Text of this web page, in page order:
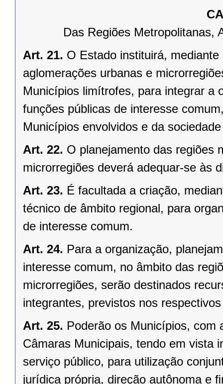
Das Regiões Metropolitanas,
Art. 21. O Estado instituirá,
aglomerações urbanas e
Municípios limítrofes, para integrar a
funções públicas de interesse
Municípios envolvidos e da
Art. 22. O planejamento das regiões
microrregiões deverá adequar-se às
Art. 23. É facultada a criação,
técnico de âmbito regional, para
de interesse comum.
Art. 24. Para a organização,
interesse comum, no âmbito das
microrregiões, serão destinados
integrantes, previstos nos
Art. 25. Poderão os Municípios, com
Câmaras Municipais, tendo em vista
serviço público, para utilização
jurídica própria, direção autônoma e